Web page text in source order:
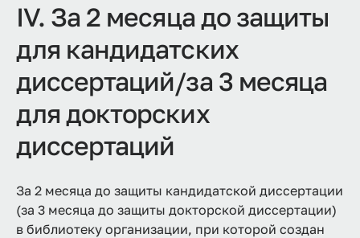
IV. За 2 месяца до защиты
для кандидатских
диссертаций/за 3 месяца
для докторских
диссертаций
За 2 месяца до защиты кандидатской диссертации
(за 3 месяца до защиты докторской диссертации)
в библиотеку организации, при которой создан